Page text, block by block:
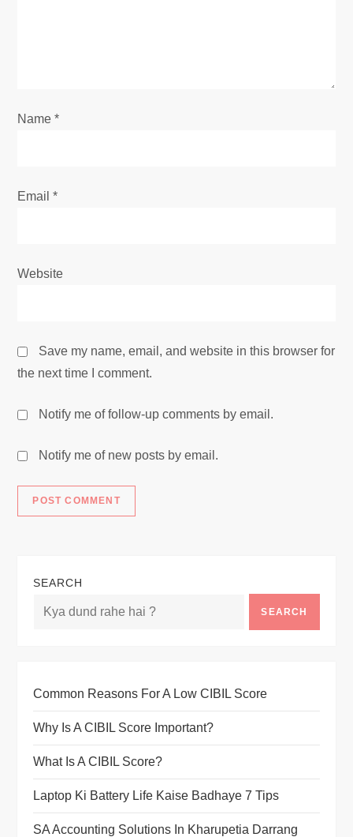
Name*
Email*
Website
Save my name, email, and website in this browser for
the next time I comment.
Notify me of follow-up comments by email.
Notify me of new posts by email.
SEARCH
SEARCH
Common Reasons For A Low CIBIL Score
Why Is A CIBIL Score Important?
What Is A CIBIL Score?
Laptop Ki Battery Life Kaise Badhaye 7 Tips
SA Accounting Solutions In Kharupetia Darrang